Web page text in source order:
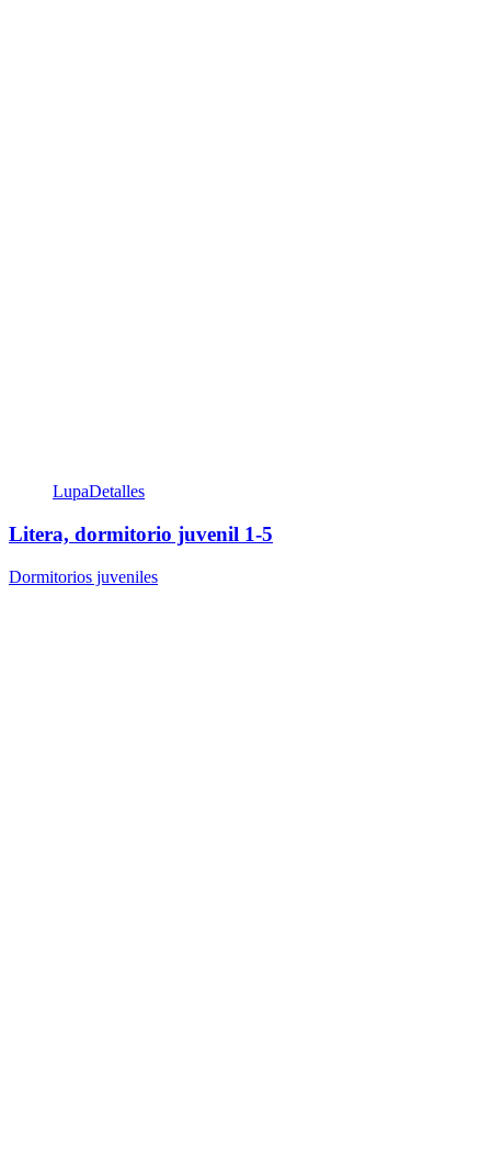
LupaDetalles
Litera, dormitorio juvenil 1-5
Dormitorios juveniles